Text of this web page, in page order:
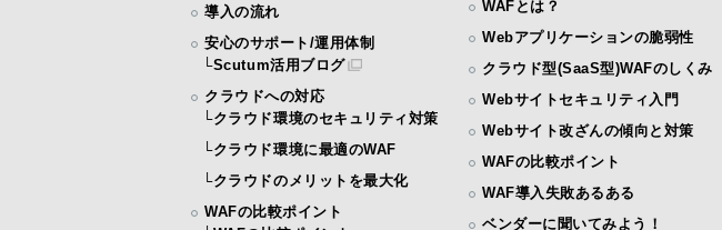
導入の流れ
安心のサポート/運用体制
└Scutum活用ブログ
クラウドへの対応
└クラウド環境のセキュリティ対策
└クラウド環境に最適のWAF
└クラウドのメリットを最大化
WAFの比較ポイント
WAFとは？
Webアプリケーションの脆弱性
クラウド型(SaaS型)WAFのしくみ
Webサイトセキュリティ入門
Webサイト改ざんの傾向と対策
WAFの比較ポイント
WAF導入失敗あるある
ベンダーに聞いてみよう！